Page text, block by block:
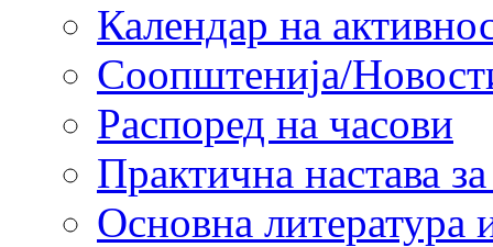
Календар на
Соопштенија/
Распоред на часови
Практична настава
Основна литература